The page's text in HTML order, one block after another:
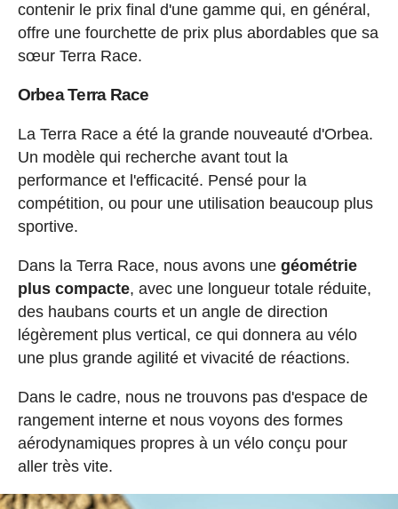
contenir le prix final d'une gamme qui, en général,
offre une fourchette de prix plus abordables que sa
sœur Terra Race.
Orbea Terra Race
La Terra Race a été la grande nouveauté d'Orbea.
Un modèle qui recherche avant tout la
performance et l'efficacité. Pensé pour la
compétition, ou pour une utilisation beaucoup plus
sportive.
Dans la Terra Race, nous avons une géométrie
plus compacte, avec une longueur totale réduite,
des haubans courts et un angle de direction
légèrement plus vertical, ce qui donnera au vélo
une plus grande agilité et vivacité de réactions.
Dans le cadre, nous ne trouvons pas d'espace de
rangement interne et nous voyons des formes
aérodynamiques propres à un vélo conçu pour
aller très vite.